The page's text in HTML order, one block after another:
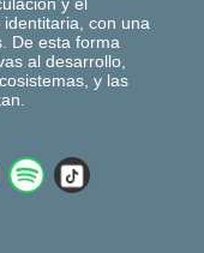
y el
con una
De esta forma
al desarrollo,
y las